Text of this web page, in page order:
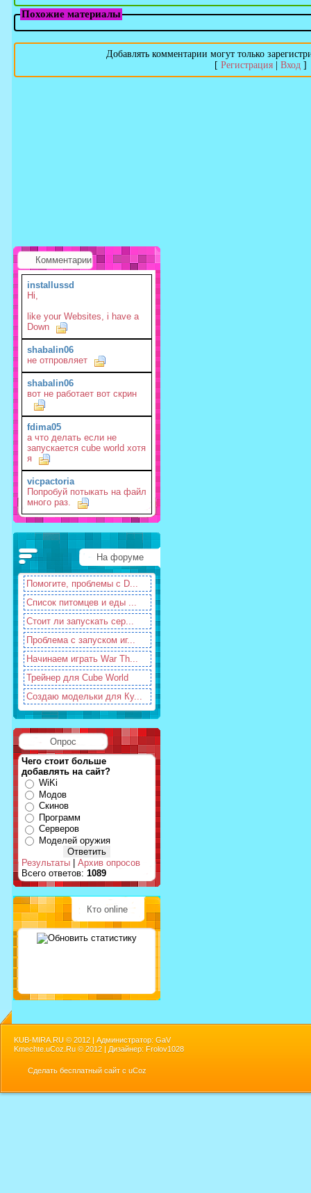
Похожие материалы
Добавлять комментарии могут только
[ Регистрация| Вход]
Комментарии
installussd
Hi,
like your Websites, i have a
Down
shabalin06
не отпровляет
shabalin06
вот не работает вот скрин
fdima05
а что делать если не
запускается cube world хотя
я
vicpactoria
Попробуй потыкать на файл
много раз.
На форуме
Помогите, проблемы с D...
Список питомцев и еды ...
Стоит ли запускать сер...
Проблема с запуском иг...
Начинаем играть War Th...
Трейнер для Cube World
Создаю модельки для Ку...
Опрос
Чего стоит больше
добавлять на сайт?
WiKi
Модов
Скинов
Программ
Серверов
Моделей оружия
Результаты
Архив опросов
Всего ответов: 1089
Кто online
KUB-MIRA.RU © 2012 | Администратор: GaV
Kmechte.uCoz.Ru © 2012 | Дизайнер: Frolov1028
Сделать бесплатный сайт с uCoz